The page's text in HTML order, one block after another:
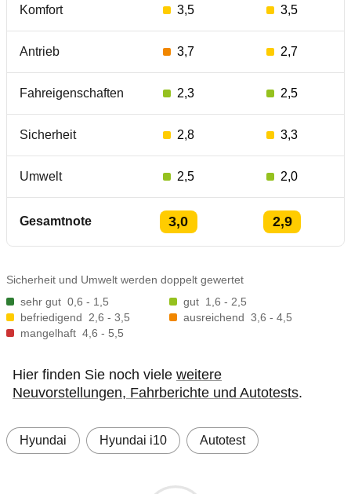
Komfort 3,5 3,5
Antrieb 3,7 2,7
Fahreigenschaften 2,3 2,5
Sicherheit 2,8 3,3
Umwelt 2,5 2,0
Gesamtnote 3,0 2,9
Sicherheit und Umwelt werden doppelt gewertet
sehr gut 0,6 - 1,5 gut 1,6 - 2,5
befriedigend
2,6 - 3,5 ausreichend 3,6 - 4,5
mangelhaft 4,6 - 5,5
Hier finden Sie noch viele weitere
Neuvorstellungen, Fahrberichte und Autotests.
Hyundai Hyundai i10 Autotest